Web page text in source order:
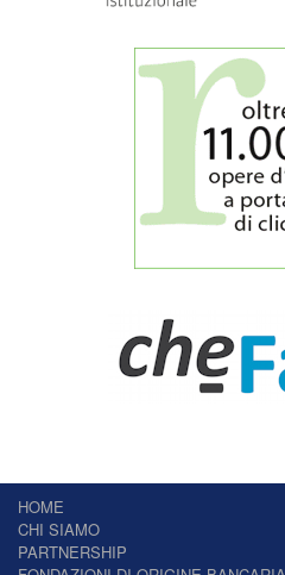
HOME
CHI SIAMO
PARTNERSHIP